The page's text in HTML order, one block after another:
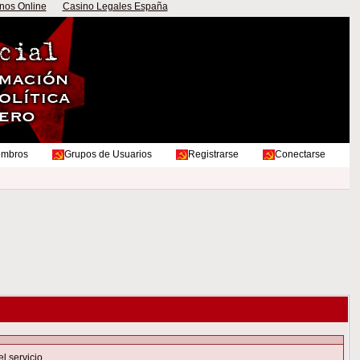
Online Casino Legales España
Grupos de Usuarios Registrarse Conectarse
servicio